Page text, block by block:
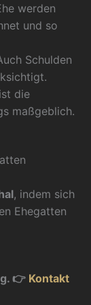
werden
und so
Schulden
die
maßgeblich.
, indem sich
Ehegatten
👉 Kontakt